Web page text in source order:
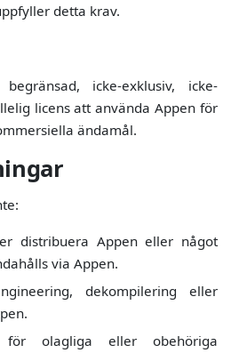
detta krav.
icke-exklusiv, icke-
licens att använda Appen för
ändamål.
distribuera Appen eller något
via Appen.
dekompilering eller
för olagliga eller obehöriga